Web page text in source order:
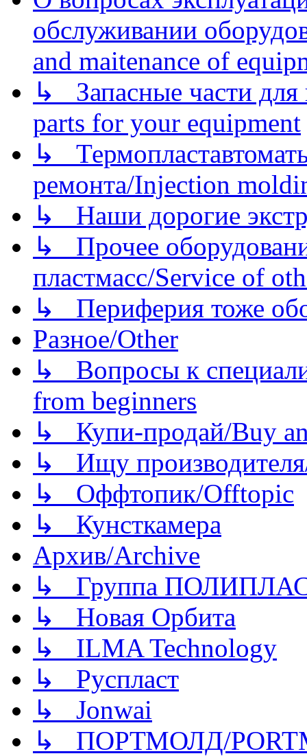
обслуживании
and maitenance of
↳ Запасные части для
parts for your equipment
↳
ремонта/Injection
↳ Наши дорогие
↳ Прочее
пластмасс/Service of
↳ Периферия тоже
Разное/Other
↳ Вопросы к
from beginners
↳ Купи-продай/Buy
↳ Ищу
↳ Оффтопик/Offtopic
↳ Кунсткамера
Архив/Archive
↳ Группа
↳ Новая Орбита
↳ ILMA Technology
↳ Руспласт
↳ Jonwai
↳ ПОРТМОЛД/